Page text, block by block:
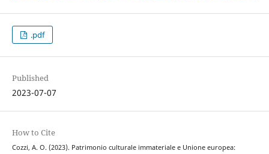
.pdf
Published
2023-07-07
How to Cite
Cozzi, A. O. (2023). Patrimonio culturale immateriale e Unione europea: